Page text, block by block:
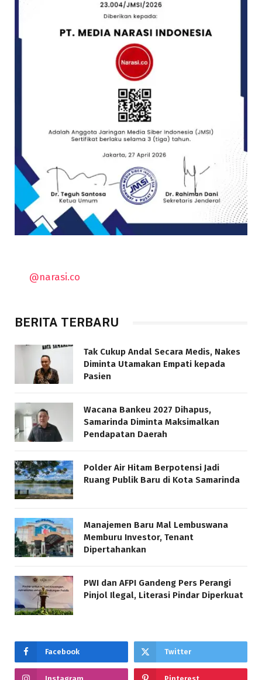
@narasi.co
BERITA TERBARU
Tak Cukup Andal Secara Medis, Nakes
Diminta Utamakan Empati kepada
Pasien
Wacana Bankeu 2027 Dihapus,
Samarinda Diminta Maksimalkan
Pendapatan Daerah
Polder Air Hitam Berpotensi Jadi
Ruang Publik Baru di Kota Samarinda
Manajemen Baru Mal Lembuswana
Memburu Investor, Tenant
Dipertahankan
PWI dan AFPI Gandeng Pers Perangi
Pinjol Ilegal, Literasi Pindar Diperkuat
Facebook Twitter